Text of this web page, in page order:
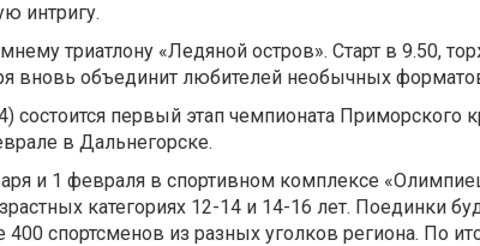
интригу.
триатлону «Ледяной остров». Старт в 9.50,
вновь объединит любителей необычных
первый этап чемпионата Приморского
в Дальнегорске.
и 1 февраля в спортивном комплексе
категориях 12-14 и 14-16 лет. Поединки
спортсменов из разных уголков региона. По